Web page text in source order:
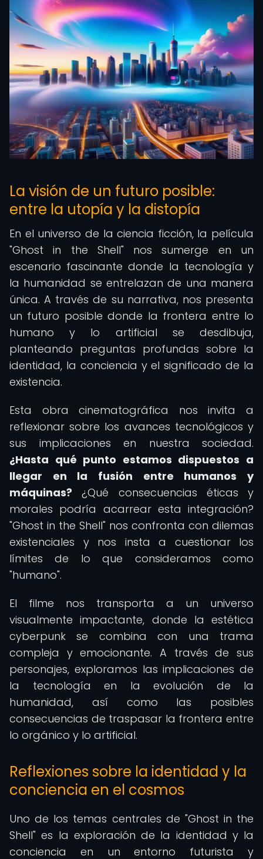
La visión de un futuro posible:
entre la utopía y la distopía
En el universo de la ciencia ficción, la película
"Ghost in the Shell" nos sumerge en un
escenario fascinante donde la tecnología y
la humanidad se entrelazan de una manera
única. A través de su narrativa, nos presenta
un futuro posible donde la frontera entre lo
humano y lo artificial se desdibuja,
planteando preguntas profundas sobre la
identidad, la conciencia y el significado de la
existencia.
Esta obra cinematográfica nos invita a
reflexionar sobre los avances tecnológicos y
sus implicaciones en nuestra sociedad.
¿Hasta qué punto estamos dispuestos a
llegar en la fusión entre humanos y
máquinas? ¿Qué consecuencias éticas y
morales podría acarrear esta integración?
"Ghost in the Shell" nos confronta con dilemas
existenciales y nos insta a cuestionar los
límites de lo que consideramos como
"humano".
El filme nos transporta a un universo
visualmente impactante, donde la estética
cyberpunk se combina con una trama
compleja y emocionante. A través de sus
personajes, exploramos las implicaciones de
la tecnología en la evolución de la
humanidad, así como las posibles
consecuencias de traspasar la frontera entre
lo orgánico y lo artificial.
Reflexiones sobre la identidad y la
conciencia en el cosmos
Uno de los temas centrales de "Ghost in the
Shell" es la exploración de la identidad y la
conciencia en un entorno futurista y